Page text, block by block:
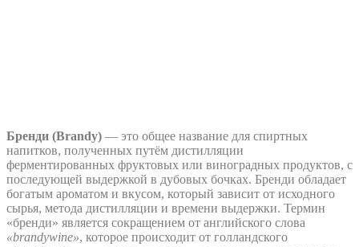
Бренди (Brandy) — это общее название для спиртных
напитков, полученных путём дистилляции
ферментированных фруктовых или виноградных продуктов, с
последующей выдержкой в дубовых бочках. Бренди обладает
богатым ароматом и вкусом, который зависит от исходного
сырья, метода дистилляции и времени выдержки. Термин
«бренди» является сокращением от английского слова
«brandywine», которое происходит от голландского